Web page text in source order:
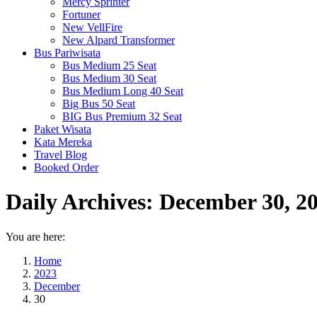
Fortuner
New VellFire
New Alpard Transformer
Bus Pariwisata
Bus Medium 25 Seat
Bus Medium 30 Seat
Bus Medium Long 40 Seat
Big Bus 50 Seat
BIG Bus Premium 32 Seat
Paket Wisata
Kata Mereka
Travel Blog
Booked Order
Daily Archives: December 30,
You are here:
Home
2023
December
30